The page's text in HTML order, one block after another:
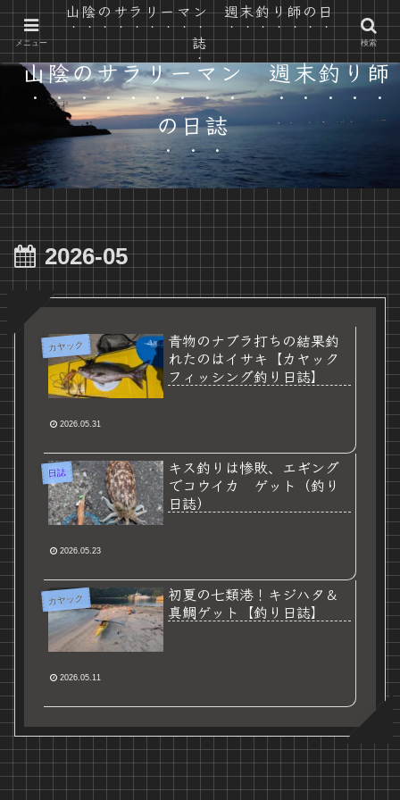
山陰の自然で遊ぶ カヤック と 釣り と 時々 自転車
山陰のサラリーマン 週末釣り師
の日誌
2026-05
カヤック
青物のナブラ打ちの結果釣
れたのはイサキ【カヤック
フィッシング釣り日誌】
2026.05.31
日誌
キス釣りは惨敗、エギング
でコウイカ ゲット（釣り
日誌）
2026.05.23
カヤック
初夏の七類港！キジハタ＆
真鯛ゲット【釣り日誌】
2026.05.11
メニュー
山陰のサラリーマン 週末釣り師の日
誌
検索